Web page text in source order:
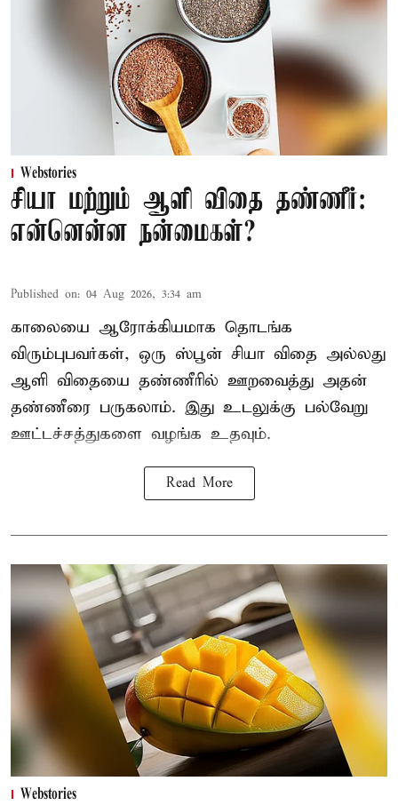
Webstories
சியா மற்றும் ஆளி விதை தண்ணீர்:
என்னென்ன நன்மைகள்?
Published on: 04 Aug 2026, 3:34 am
காலையை ஆரோக்கியமாக தொடங்க
விரும்புபவர்கள், ஒரு ஸ்பூன் சியா விதை அல்லது
ஆளி விதையை தண்ணீரில் ஊறவைத்து அதன்
தண்ணீரை பருகலாம். இது உடலுக்கு பல்வேறு
ஊட்டச்சத்துகளை வழங்க உதவும்.
Read More
Webstories